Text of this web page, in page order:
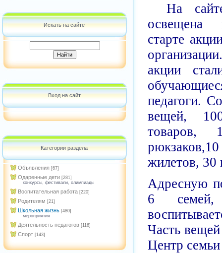
Искать на сайте
Вход на сайт
Категории раздела
Объявления [67]
Одаренные дети [281]
конкурсы, фестивали, олимпиады
Воспитательная работа [220]
Родителям [21]
Школьная жизнь [480]
мероприятия
Деятельность педагогов [116]
Спорт [143]
На
освещена
старте
акции
педагоги.
вещей,
товаров,
жилетов, 30
Адресную
6
Часть
Центр